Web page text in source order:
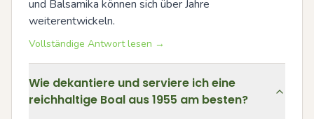
und Balsamika können sich über Jahre
weiterentwickeln.
Vollständige Antwort lesen →
Wie dekantiere und serviere ich eine
reichhaltige Boal aus 1955 am besten?